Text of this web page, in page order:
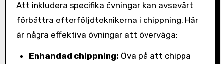
Att inkludera specifika övningar kan avsevärt
förbättra efterföljdteknikerna i chippning. Här
är några effektiva övningar att överväga:
Enhandad chippning: Öva på att chippa